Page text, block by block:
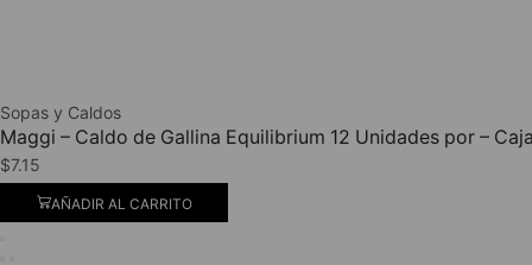
Sopas y Caldos
Maggi – Caldo de Gallina Equilibrium 12 Unidades por –
$7.15
AÑADIR AL CARRITO